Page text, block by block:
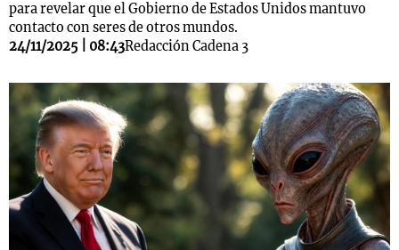
para revelar que el Gobierno de Estados Unidos mantuvo
contacto con seres de otros mundos.
24/11/2025 | 08:43Redacción Cadena 3